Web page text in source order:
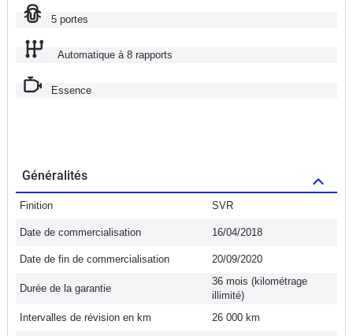
5 portes
Automatique à 8 rapports
Essence
Généralités
Finition SVR
Date de commercialisation 16/04/2018
Date de fin de commercialisation 20/09/2020
Durée de la garantie
36 mois (kilométrage
illimité)
Intervalles de révision en km
26 000 km